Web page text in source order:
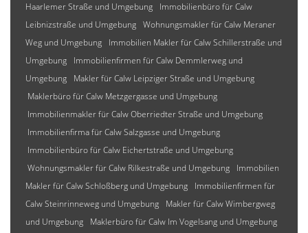
Haarlemer Straße und Umgebung
Immobilienbüro für Calw
Leibnizstraße und Umgebung Wohnungsmakler für Calw Meraner
Weg und Umgebung
Immobilien Makler für Calw Schillerstraße und
Umgebung
Immobilienfirmen für Calw Demmlerweg und
Umgebung
Makler für Calw Leipziger Straße und Umgebung
Maklerbüro für Calw Metzgergasse und Umgebung
Immobilienmakler für Calw Oberriedter Straße und Umgebung
Immobilienfirma für Calw Salzgasse und Umgebung
Immobilienbüro für Calw Eichertstraße und Umgebung
Wohnungsmakler für Calw Rilkestraße und Umgebung
Immobilien
Makler für Calw Schloßberg und Umgebung
Immobilienfirmen für
Calw Steinrinneweg und Umgebung
Makler für Calw Wimbergweg
und Umgebung
Maklerbüro für Calw Im Vogelsang und Umgebung